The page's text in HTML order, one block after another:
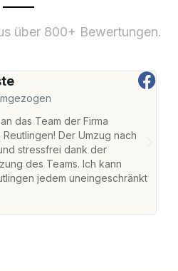
über 800+ Bewertungen.
das Team der Firma
Der Umzug nach
stressfrei dank der
des Teams. Ich kann
jedem uneingeschränkt